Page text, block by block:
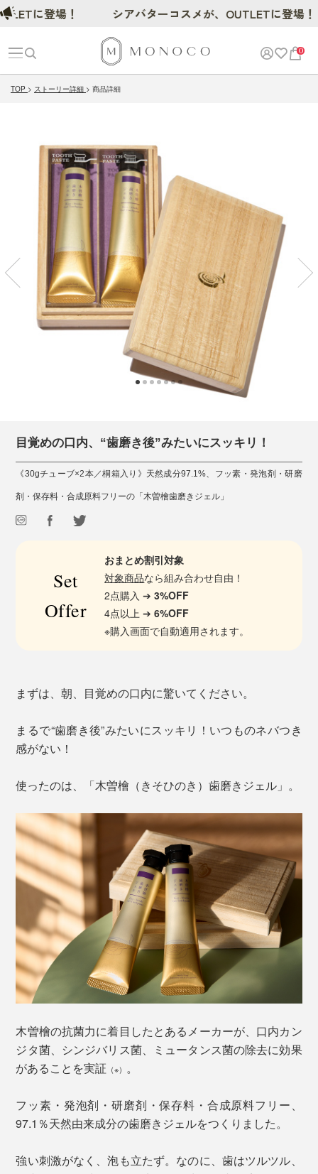
0
TOP ストーリー詳細 商品詳細
目覚めの口内、“歯磨き後”みたいにスッキリ！
《30gチューブ×2本／桐箱入り》天然成分97.1%、フッ素・発泡剤・研磨
剤・保存料・合成原料フリーの「木曽檜歯磨きジェル」
Set
Offer
おまとめ割引対象
対象商品なら組み合わせ自由！
2点購入 ➔3%OFF
4点以上 ➔6%OFF
※購入画面で自動適用されます。
まずは、朝、目覚めの口内に驚いてください。
まるで“歯磨き後”みたいにスッキリ！いつものネバつき
感がない！
使ったのは、「木曽檜（きそひのき）歯磨きジェル」。
木曽檜の抗菌力に着目したとあるメーカーが、口内カン
ジタ菌、シンジバリス菌、ミュータンス菌の除去に効果
があることを実証 （※） 。
フッ素・発泡剤・研磨剤・保存料・合成原料フリー、
97.1％天然由来成分の歯磨きジェルをつくりました。
強い刺激がなく、泡も立たず。なのに、歯はツルツル、
に登場！ シアバターコスメが、OUTLETに登場！